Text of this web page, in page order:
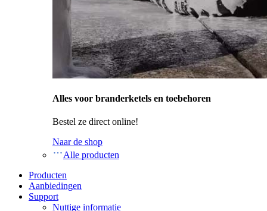
Alles voor branderketels en toebehoren
Bestel ze direct online!
Naar de shop
Alle producten
Producten
Aanbiedingen
Support
Nuttige informatie